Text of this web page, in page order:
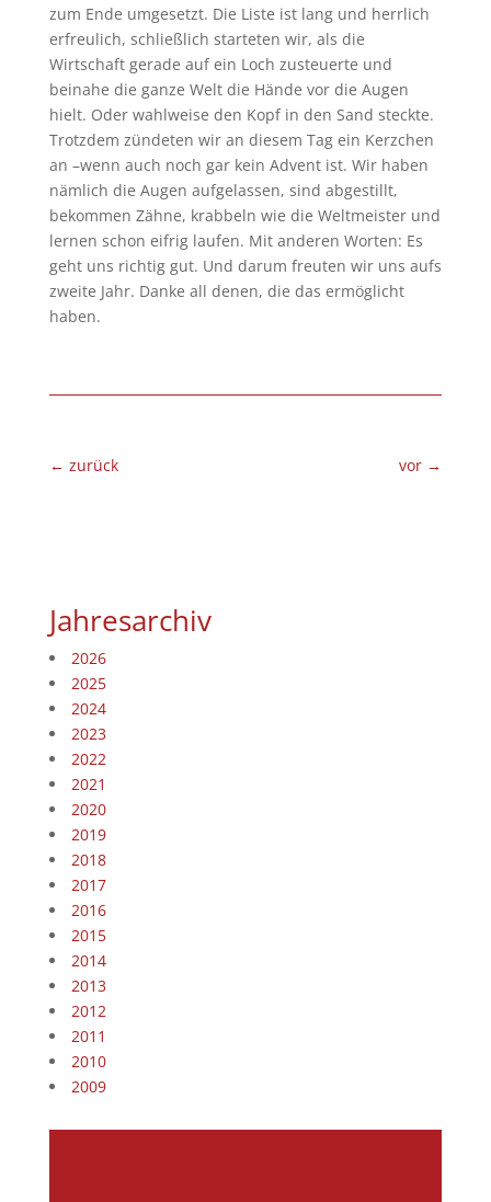
zum Ende umgesetzt. Die Liste ist lang und herrlich
erfreulich, schließlich starteten wir, als die
Wirtschaft gerade auf ein Loch zusteuerte und
beinahe die ganze Welt die Hände vor die Augen
hielt. Oder wahlweise den Kopf in den Sand steckte.
Trotzdem zündeten wir an diesem Tag ein Kerzchen
an –wenn auch noch gar kein Advent ist. Wir haben
nämlich die Augen aufgelassen, sind abgestillt,
bekommen Zähne, krabbeln wie die Weltmeister und
lernen schon eifrig laufen. Mit anderen Worten: Es
geht uns richtig gut. Und darum freuten wir uns aufs
zweite Jahr. Danke all denen, die das ermöglicht
haben.
← zurück vor →
Jahresarchiv
2026
2025
2024
2023
2022
2021
2020
2019
2018
2017
2016
2015
2014
2013
2012
2011
2010
2009